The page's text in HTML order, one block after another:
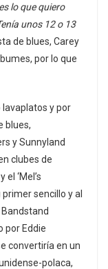
lo que quiero
unos 12 o 13
de blues, Carey
por lo que
lavaplatos y por
blues,
y Sunnyland
clubes de
el ‘Mel’s
primer sencillo y al
por Eddie
convertiría en un
polaca,